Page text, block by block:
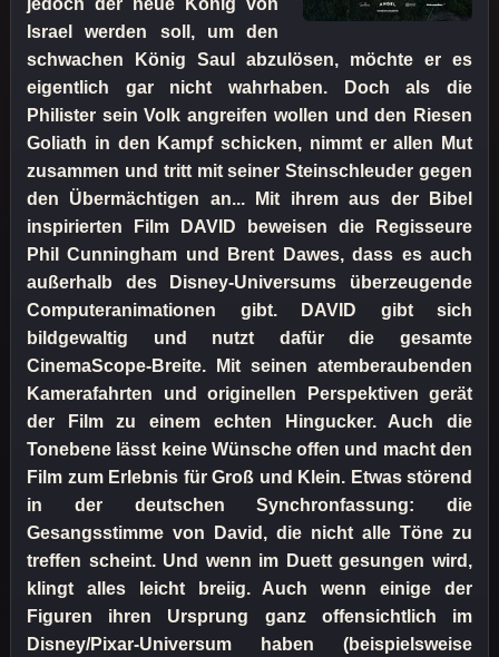
jedoch der neue König von
Israel werden soll, um den
schwachen König Saul abzulösen, möchte er es
eigentlich gar nicht wahrhaben. Doch als die
Philister sein Volk angreifen wollen und den Riesen
Goliath in den Kampf schicken, nimmt er allen Mut
zusammen und tritt mit seiner Steinschleuder gegen
den Übermächtigen an... Mit ihrem aus der Bibel
inspirierten Film DAVID beweisen die Regisseure
Phil Cunningham und Brent Dawes, dass es auch
außerhalb des Disney-Universums überzeugende
Computeranimationen gibt. DAVID gibt sich
bildgewaltig und nutzt dafür die gesamte
CinemaScope-Breite. Mit seinen atemberaubenden
Kamerafahrten und originellen Perspektiven gerät
der Film zu einem echten Hingucker. Auch die
Tonebene lässt keine Wünsche offen und macht den
Film zum Erlebnis für Groß und Klein. Etwas störend
in der deutschen Synchronfassung: die
Gesangsstimme von David, die nicht alle Töne zu
treffen scheint. Und wenn im Duett gesungen wird,
klingt alles leicht breiig. Auch wenn einige der
Figuren ihren Ursprung ganz offensichtlich im
Disney/Pixar-Universum haben (beispielsweise